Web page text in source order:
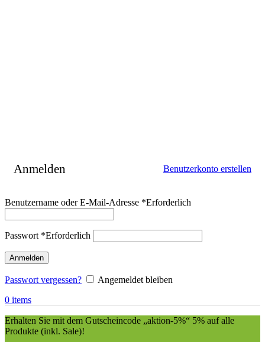
Anmelden Benutzerkonto erstellen
Benutzername oder E-Mail-Adresse *Erforderlich
Passwort *Erforderlich
Anmelden
Passwort vergessen?
Angemeldet bleiben
0 items
Erhalten Sie mit dem Gutscheincode „aktion-5%“ 5% auf alle
Produkte (inkl. Sale)!